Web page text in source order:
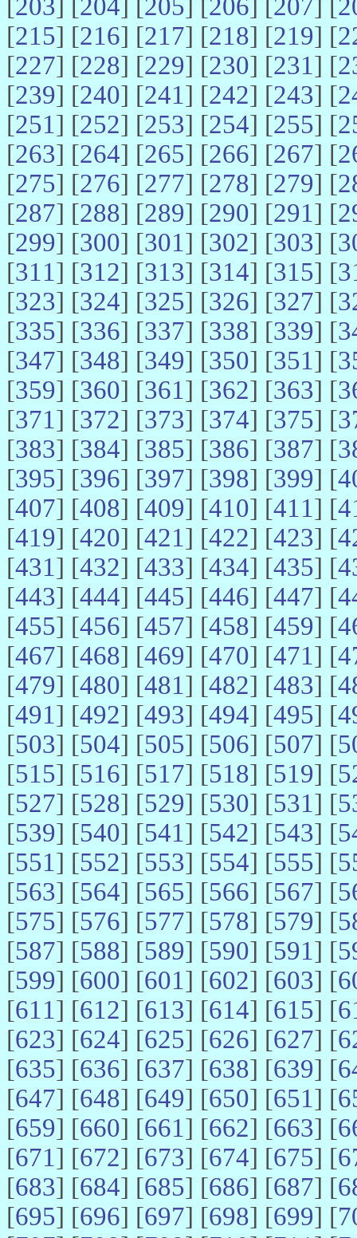
[203] [204] [205] [206] [207] [
[215] [216] [217] [218] [219] [
[227] [228] [229] [230] [231] [
[239] [240] [241] [242] [243] [
[251] [252] [253] [254] [255] [
[263] [264] [265] [266] [267] [
[275] [276] [277] [278] [279] [
[287] [288] [289] [290] [291] [
[299] [300] [301] [302] [303] [
[311] [312] [313] [314] [315] [
[323] [324] [325] [326] [327] [
[335] [336] [337] [338] [339] [
[347] [348] [349] [350] [351] [
[359] [360] [361] [362] [363] [
[371] [372] [373] [374] [375] [
[383] [384] [385] [386] [387] [
[395] [396] [397] [398] [399] [
[407] [408] [409] [410] [411] [
[419] [420] [421] [422] [423] [
[431] [432] [433] [434] [435] [
[443] [444] [445] [446] [447] [
[455] [456] [457] [458] [459] [
[467] [468] [469] [470] [471] [
[479] [480] [481] [482] [483] [
[491] [492] [493] [494] [495] [
[503] [504] [505] [506] [507] [
[515] [516] [517] [518] [519] [
[527] [528] [529] [530] [531] [
[539] [540] [541] [542] [543] [
[551] [552] [553] [554] [555] [
[563] [564] [565] [566] [567] [
[575] [576] [577] [578] [579] [
[587] [588] [589] [590] [591] [
[599] [600] [601] [602] [603] [
[611] [612] [613] [614] [615] [
[623] [624] [625] [626] [627] [
[635] [636] [637] [638] [639] [
[647] [648] [649] [650] [651] [
[659] [660] [661] [662] [663] [
[671] [672] [673] [674] [675] [
[683] [684] [685] [686] [687] [
[695] [696] [697] [698] [699] [